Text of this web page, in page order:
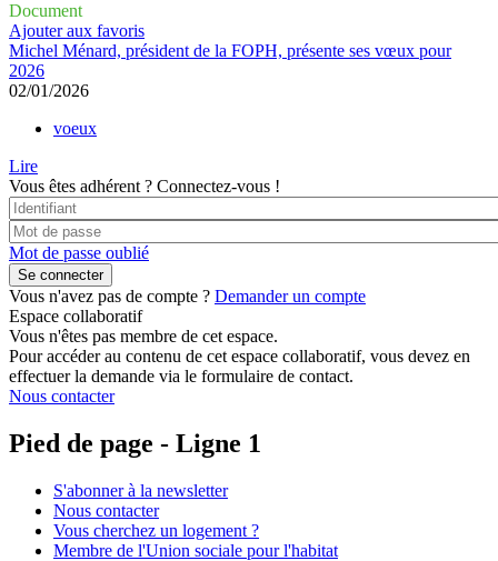
Document
Ajouter aux favoris
Michel Ménard, président de la ‪FOPH‬, présente ses vœux pour
2026
02/01/2026
voeux
Lire
Vous êtes adhérent ? Connectez-vous !
Mot de passe oublié
Vous n'avez pas de compte ? Demander un compte
Espace collaboratif
Vous n'êtes pas membre de cet espace.
Pour accéder au contenu de cet espace collaboratif, vous devez en
effectuer la demande via le formulaire de contact.
Nous contacter
Pied de page - Ligne 1
S'abonner à la newsletter
Nous contacter
Vous cherchez un logement ?
Membre de l'Union sociale pour l'habitat